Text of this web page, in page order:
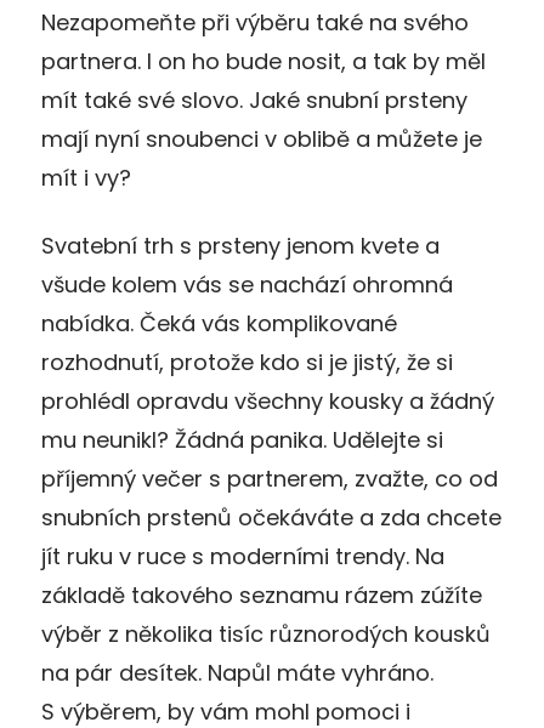
Nezapomeňte při výběru také na svého
partnera. I on ho bude nosit, a tak by měl
mít také své slovo. Jaké snubní prsteny
mají nyní snoubenci v oblibě a můžete je
mít i vy?
Svatební trh s prsteny jenom kvete a
všude kolem vás se nachází ohromná
nabídka. Čeká vás komplikované
rozhodnutí, protože kdo si je jistý, že si
prohlédl opravdu všechny kousky a žádný
mu neunikl? Žádná panika. Udělejte si
příjemný večer s partnerem, zvažte, co od
snubních prstenů očekáváte a zda chcete
jít ruku v ruce s moderními trendy. Na
základě takového seznamu rázem zúžíte
výběr z několika tisíc různorodých kousků
na pár desítek. Napůl máte vyhráno.
S výběrem, by vám mohl pomoci i